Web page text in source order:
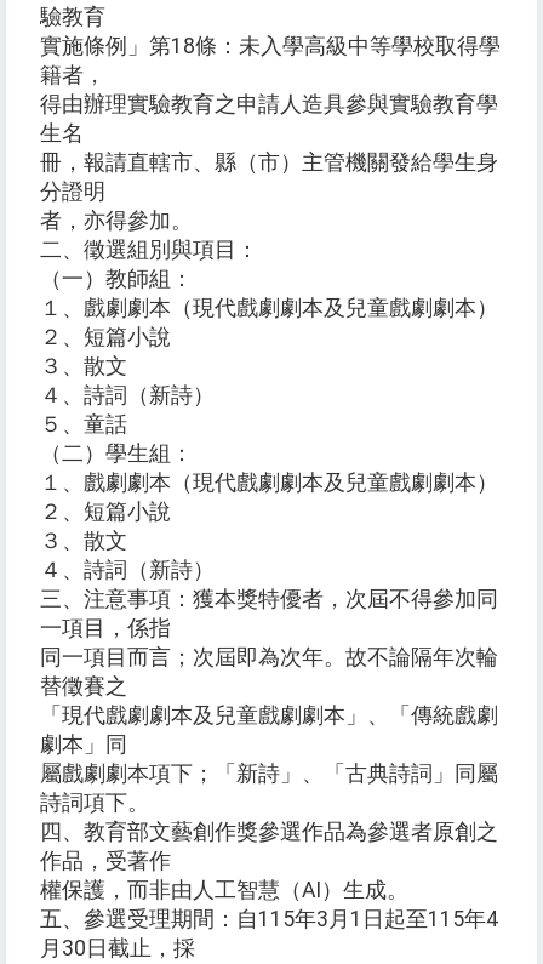
驗教育
實施條例」第18條：未入學高級中等學校取得學
籍者，
得由辦理實驗教育之申請人造具參與實驗教育學
生名
冊，報請直轄市、縣（市）主管機關發給學生身
分證明
者，亦得參加。
二、徵選組別與項目：
（一）教師組：
１、戲劇劇本（現代戲劇劇本及兒童戲劇劇本）
２、短篇小說
３、散文
４、詩詞（新詩）
５、童話
（二）學生組：
１、戲劇劇本（現代戲劇劇本及兒童戲劇劇本）
２、短篇小說
３、散文
４、詩詞（新詩）
三、注意事項：獲本獎特優者，次屆不得參加同
一項目，係指
同一項目而言；次屆即為次年。故不論隔年次輪
替徵賽之
「現代戲劇劇本及兒童戲劇劇本」、「傳統戲劇
劇本」同
屬戲劇劇本項下；「新詩」、「古典詩詞」同屬
詩詞項下。
四、教育部文藝創作獎參選作品為參選者原創之
作品，受著作
權保護，而非由人工智慧（AI）生成。
五、參選受理期間：自115年3月1日起至115年4
月30日截止，採